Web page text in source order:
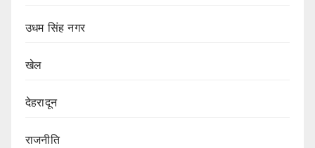
उधम सिंह नगर
खेल
देहरादून
राजनीति